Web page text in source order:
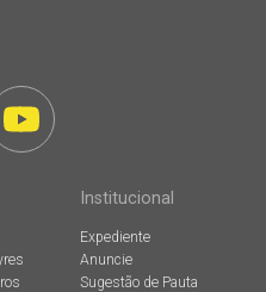
Institucional
Expediente
Anuncie
Sugestão de Pauta